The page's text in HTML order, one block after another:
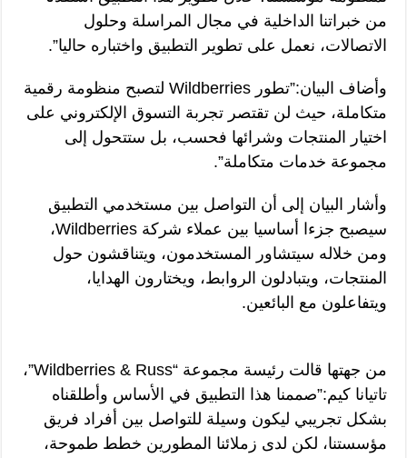
من خبراتنا الداخلية في مجال المراسلة وحلول
الاتصالات، نعمل على تطوير التطبيق واختباره حاليا”.
وأضاف البيان:”تطور Wildberries لتصبح منظومة رقمية
متكاملة، حيث لن تقتصر تجربة التسوق الإلكتروني على
اختيار المنتجات وشرائها فحسب، بل ستتحول إلى
مجموعة خدمات متكاملة”.
وأشار البيان إلى أن التواصل بين مستخدمي التطبيق
سيصبح جزءا أساسيا بين عملاء شركة Wildberries،
ومن خلاله سيتشاور المستخدمون، ويتناقشون حول
المنتجات، ويتبادلون الروابط، ويختارون الهدايا،
ويتفاعلون مع البائعين.
من جهتها قالت رئيسة مجموعة “Wildberries & Russ”،
تاتيانا كيم:”صممنا هذا التطبيق في الأساس وأطلقناه
بشكل تجريبي ليكون وسيلة للتواصل بين أفراد فريق
مؤسستنا، لكن لدى زملائنا المطورين خطط طموحة،